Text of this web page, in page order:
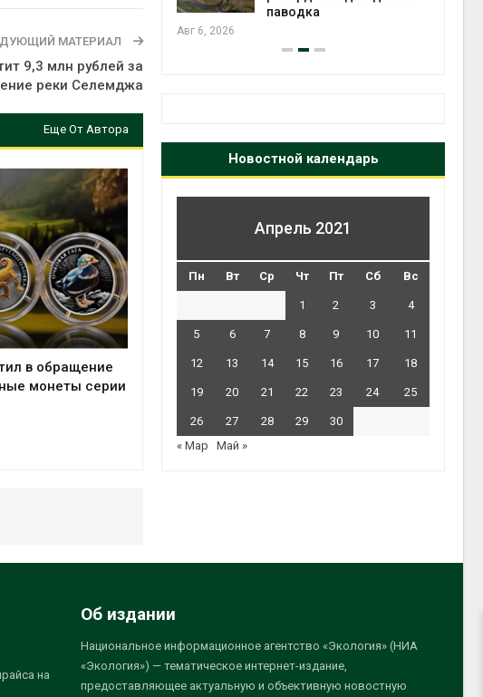
МАТЕРИАЛ
9,3 млн рублей за
реки Селемджа
Еще От Автора
в обращение
монеты серии
паводка
Авг 6, 2026
Новостной календарь
Апрель 2021
Пн Вт Ср Чт Пт Сб Вс
1 2 3 4
5 6 7 8 9 10 11
12 13 14 15 16 17 18
19 20 21 22 23 24 25
26 27 28 29
30
« Мар
Май »
на
Об издании
Национальное информационное агентство «Экология» (НИА
«Экология») — тематическое интернет-издание,
предоставляющее актуальную и объективную новостную